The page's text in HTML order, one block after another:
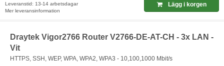
Leveranstid: 13-14 arbetsdagar
Mer leveransinformation
Lägg i korgen
Draytek Vigor2766 Router V2766-DE-AT-CH - 3x LAN -
Vit
HTTPS, SSH, WEP, WPA, WPA2, WPA3 - 10,100,1000 Mbit/s